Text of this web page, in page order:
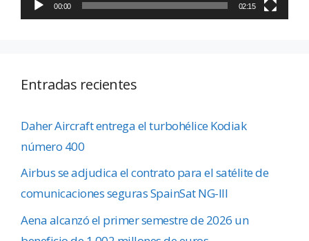
00:00 02:15
Entradas recientes
Daher Aircraft entrega el turbohélice Kodiak
número 400
Airbus se adjudica el contrato para el satélite de
comunicaciones seguras SpainSat NG-III
Aena alcanzó el primer semestre de 2026 un